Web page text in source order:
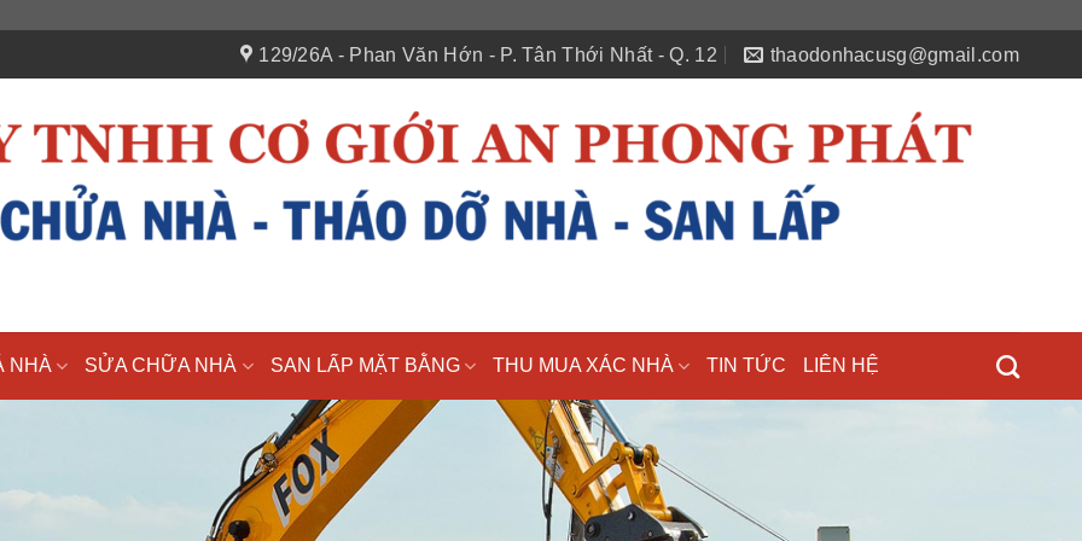
129/26A - Phan Văn Hớn - P. Tân Thới Nhất - Q. 12 thaodonhacusg@gmail.com
NHÀ SỬA CHỮA NHÀ SAN LẤP MẶT BẰNG THU MUA XÁC NHÀ TIN TỨC LIÊN HỆ